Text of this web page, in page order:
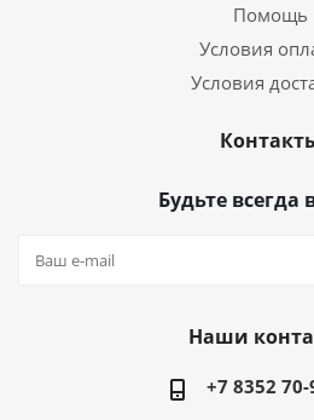
Помощь
Условия
Условия
Будьте всегда
Наши
+7 8352 70-